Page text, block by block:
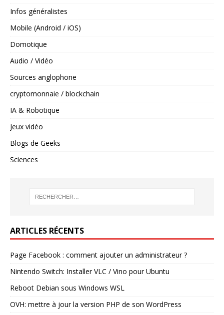
Infos généralistes
Mobile (Android / iOS)
Domotique
Audio / Vidéo
Sources anglophone
cryptomonnaie / blockchain
IA & Robotique
Jeux vidéo
Blogs de Geeks
Sciences
ARTICLES RÉCENTS
Page Facebook : comment ajouter un administrateur ?
Nintendo Switch: Installer VLC / Vino pour Ubuntu
Reboot Debian sous Windows WSL
OVH: mettre à jour la version PHP de son WordPress